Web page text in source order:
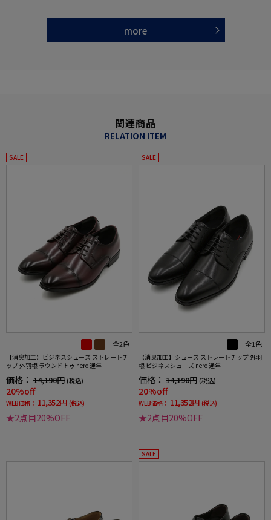
more
関連商品
RELATION ITEM
SALE
全2色
【消臭加工】ビジネスシューズ ストレートチ
ップ 外羽根 ラウンドトゥ nero 通年
価格： 14,190円 (税込)
20%off
WEB価格： 11,352円 (税込)
★2点目20%OFF
SALE
全1色
【消臭加工】シューズ ストレートチップ 外羽
根 ビジネスシューズ nero 通年
価格： 14,190円 (税込)
20%off
WEB価格： 11,352円 (税込)
★2点目20%OFF
SALE